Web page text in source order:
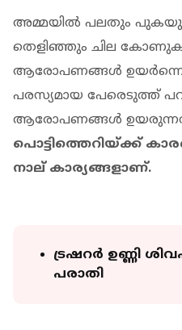
അമ്മയിൽ പലതും
തെളിഞ്ഞും ചില
ആരോപണങ്ങൾ
പരസ്യമായ പേരെടുത്ത്
ആരോപണങ്ങൾ
പൊട്ടിത്തെറിയ്ക്ക്
നാല് കാര്യങ്ങളാണ്.
ട്രഷറർ ഉണ്ണി
പരാതി